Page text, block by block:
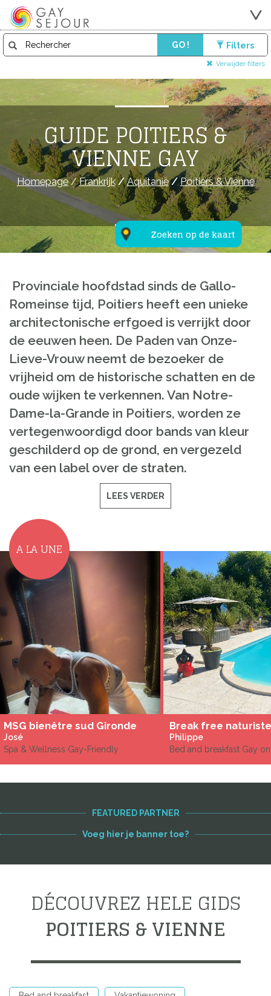
GO ! Filters
Verwijder filters
Zoeken op de kaart
GUIDE POITIERS &
VIENNE GAY
Homepage/Frankrijk/Aquitanië/Poitiers & Vienne
Provinciale hoofdstad sinds de Gallo-
Romeinse tijd, Poitiers heeft een unieke
architectonische erfgoed is verrijkt door
de eeuwen heen. De Paden van Onze-
Lieve-Vrouw neemt de bezoeker de
vrijheid om de historische schatten en de
oude wijken te verkennen. Van Notre-
Dame-la-Grande in Poitiers, worden ze
vertegenwoordigd door bandsvan kleur
geschilderd op de grond, en vergezeld
van een label over de straten.
LEES VERDER
A LA UNE
MSG bienêtre sud Gironde
José
Spa & Wellness Gay-Friendly
Break free
Philippe
Bed and breakfast Gay
FEATURED PARTNER
Voeg hier je banner toe?
DÉCOUVREZ HELE GIDS
POITIERS & VIENNE